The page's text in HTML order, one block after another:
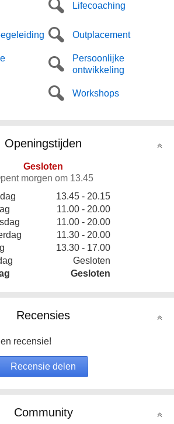
Lifecoaching
Outplacement
Persoonlijke
ontwikkeling
Workshops
Openingstijden
Gesloten
morgen om 13.45
13.45 - 20.15
11.00 - 20.00
11.00 - 20.00
11.30 - 20.00
13.30 - 17.00
Gesloten
Gesloten
Recensies
recensie!
Community